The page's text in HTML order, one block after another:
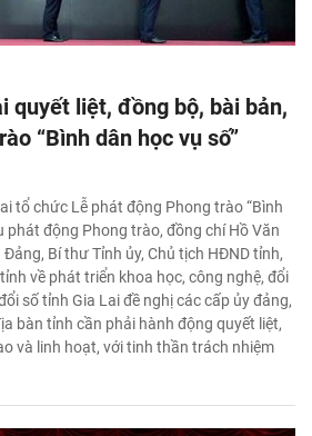
quyết liệt, đồng bộ, bài bản,
“Bình dân học vụ số”
tổ chức Lễ phát động Phong trào “Bình
phát động Phong trào, đồng chí Hồ Văn
Đảng, Bí thư Tỉnh ủy, Chủ tịch HĐND tỉnh,
về phát triển khoa học, công nghệ, đổi
số tỉnh Gia Lai đề nghị các cấp ủy đảng,
bàn tỉnh cần phải hành động quyết liệt,
và linh hoạt, với tinh thần trách nhiệm